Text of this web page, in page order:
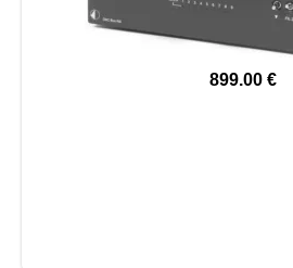
899.00 €